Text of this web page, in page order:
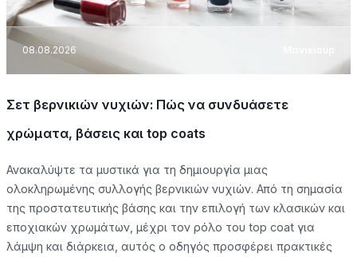
08.08.2026
Σετ βερνικιών νυχιών: Πώς να συνδυάσετε
χρώματα, βάσεις και top coats
Ανακαλύψτε τα μυστικά για τη δημιουργία μιας
ολοκληρωμένης συλλογής βερνικιών νυχιών. Από τη σημασία
της προστατευτικής βάσης και την επιλογή των κλασικών και
εποχιακών χρωμάτων, μέχρι τον ρόλο του top coat για
λάμψη και διάρκεια, αυτός ο οδηγός προσφέρει πρακτικές